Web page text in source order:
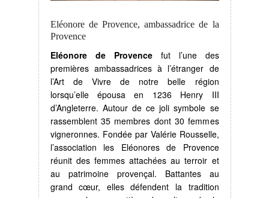
Eléonore de Provence, ambassadrice de la
Provence
Eléonore de Provencefut l’une des
premières ambassadrices à l’étranger de
l’Art de Vivre de notre belle région
lorsqu’elle épousa en 1236 Henry III
d’Angleterre. Autour de ce joli symbole se
rassemblent 35 membres dont 30 femmes
vigneronnes. Fondée par Valérie Rousselle,
l’association les Eléonores de Provence
réunit des femmes attachées au terroir et
au patrimoine provençal. Battantes au
grand cœur, elles défendent la tradition